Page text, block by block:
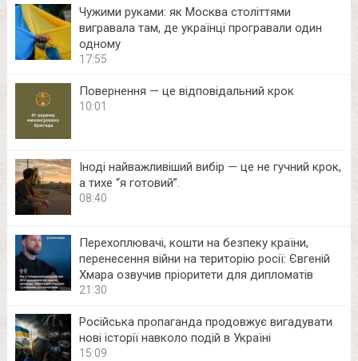
Чужими руками: як Москва століттями
вигравала там, де українці програвали один
одному
17:55
Повернення — це відповідальний крок
10:01
Іноді найважливіший вибір — це не гучний крок,
а тихе “я готовий”.
08:40
Перехоплювачі, кошти на безпеку країни,
перенесення війни на територію росії: Євгеній
Хмара озвучив пріоритети для дипломатів
21:30
Російська пропаганда продовжує вигадувати
нові історії навколо подій в Україні
15:09